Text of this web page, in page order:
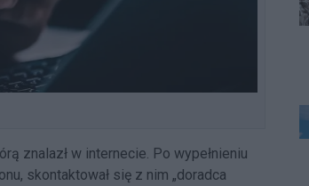
znalazł w internecie. Po wypełnieniu
skontaktował się z nim „doradca